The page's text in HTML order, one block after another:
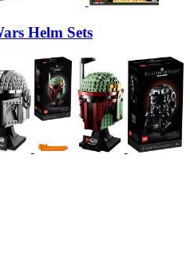
Helm Sets